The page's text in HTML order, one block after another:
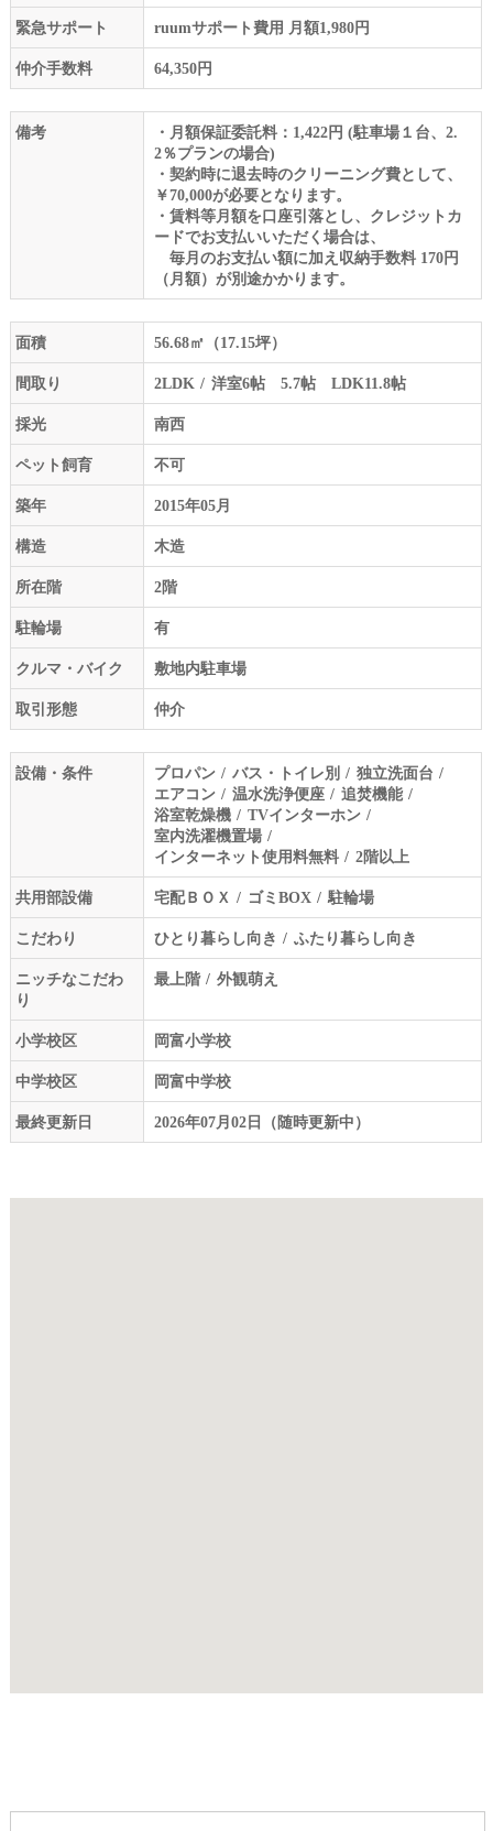
緊急サポート ruumサポート費用 月額1,980円
仲介手数料 64,350円
備考
・月額保証委託料：1,422円 (駐車場１台、2.
2％プランの場合)
・契約時に退去時のクリーニング費として、
￥70,000が必要となります。
・賃料等月額を口座引落とし、クレジットカ
ードでお支払いいただく場合は、
毎月のお支払い額に加え収納手数料 170円
（月額）が別途かかります。
面積 56.68㎡（17.15坪）
間取り 2LDK 洋室6帖 5.7帖 LDK11.8帖
採光 南西
ペット飼育 不可
築年 2015年05月
構造 木造
所在階 2階
駐輪場 有
クルマ・バイク 敷地内駐車場
取引形態 仲介
設備・条件 プロパン バス・トイレ別
独立洗面台
エアコン
温水洗浄便座
追焚機能
浴室乾燥機
TVインターホン
室内洗濯機置場
インターネット使用料無料
2階以上
共用部設備 宅配ＢＯＸ ゴミBOX 駐輪場
こだわり ひとり暮らし向き ふたり暮らし向き
ニッチなこだわ
り
最上階 外観萌え
小学校区 岡富小学校
中学校区 岡富中学校
最終更新日 2026年07月02日（随時更新中）